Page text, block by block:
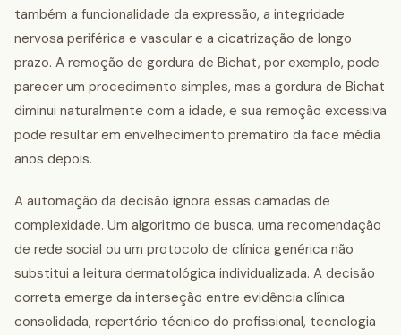
também a funcionalidade da expressão, a integridade
nervosa periférica e vascular e a cicatrização de longo
prazo. A remoção de gordura de Bichat, por exemplo, pode
parecer um procedimento simples, mas a gordura de Bichat
diminui naturalmente com a idade, e sua remoção excessiva
pode resultar em envelhecimento prematiro da face média
anos depois.
A automação da decisão ignora essas camadas de
complexidade. Um algoritmo de busca, uma recomendação
de rede social ou um protocolo de clínica genérica não
substitui a leitura dermatológica individualizada. A decisão
correta emerge da interseção entre evidência clínica
consolidada, repertório técnico do profissional, tecnologia